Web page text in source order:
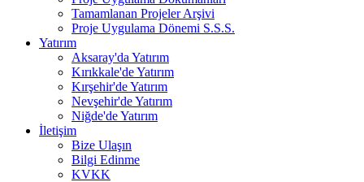
Tamamlanan Projeler Arşivi
Proje Uygulama Dönemi S.S.S.
Yatırım
Aksaray'da Yatırım
Kırıkkale'de Yatırım
Kırşehir'de Yatırım
Nevşehir'de Yatırım
Niğde'de Yatırım
İletişim
Bize Ulaşın
Bilgi Edinme
KVKK